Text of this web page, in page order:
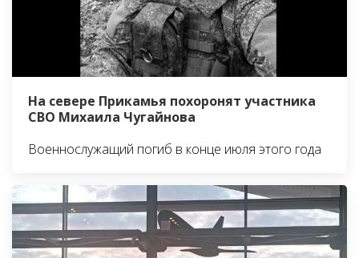
На севере Прикамья похоронят участника
СВО Михаила Чугайнова
Военнослужащий погиб в конце июля этого года